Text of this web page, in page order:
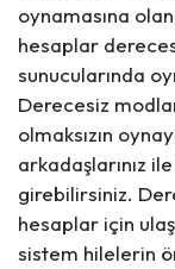
oynamasına
hesaplar
sunucularında
Derecesiz
olmaksızın
arkadaşlarınız
girebilirsiniz.
hesaplar için
sistem hilelerin